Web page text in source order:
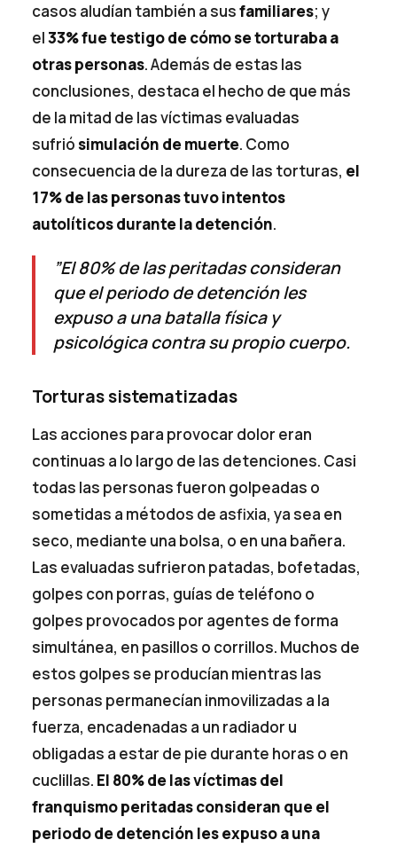
casos aludían también a susfamiliares; y
el33% fue testigo de cómo se torturaba a
otras personas. Además de estas las
conclusiones, destaca el hecho de que más
de la mitad de las víctimas evaluadas
sufrió simulación de muerte. Como
consecuencia de la dureza de las torturas, el
17% de las personas tuvo intentos
autolíticos durante la detención.
”El 80% de las peritadas consideran
que el periodo de detención les
expuso a una batalla física y
psicológica contra su propio cuerpo.
Torturas sistematizadas
Las acciones para provocar dolor eran
continuas a lo largo de las detenciones. Casi
todas las personas fueron golpeadas o
sometidas a métodos de asfixia, ya sea en
seco, mediante una bolsa, o en una bañera.
Las evaluadas sufrieron patadas, bofetadas,
golpes con porras, guías de teléfono o
golpes provocados por agentes de forma
simultánea, en pasillos o corrillos. Muchos de
estos golpes se producían mientras las
personas permanecían inmovilizadas a la
fuerza, encadenadas a un radiador u
obligadas a estar de pie durante horas o en
cuclillas. El 80% de las víctimas del
franquismo peritadas consideran que el
periodo de detención les expuso a una